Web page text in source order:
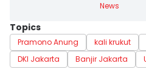
News
Topics
Pramono Anung kali krukut
DKI Jakarta
Banjir Jakarta